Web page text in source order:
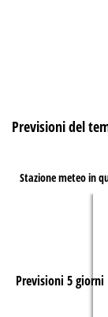
Previsioni del
Stazione meteo in
Previsioni 5 giorni